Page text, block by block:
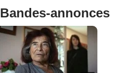
Bandes-annonces